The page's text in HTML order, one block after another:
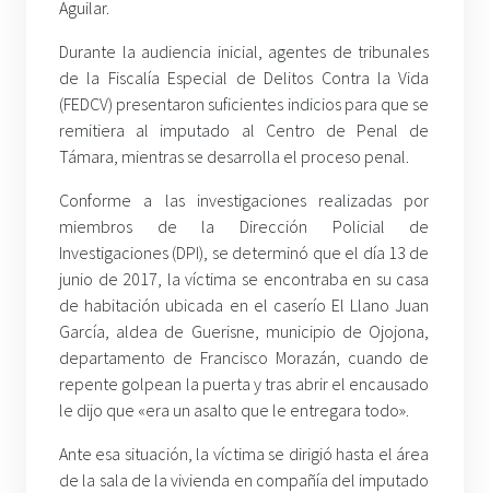
Aguilar.
Durante la audiencia inicial, agentes de tribunales
de la Fiscalía Especial de Delitos Contra la Vida
(FEDCV) presentaron suficientes indicios para que se
remitiera al imputado al Centro de Penal de
Támara, mientras se desarrolla el proceso penal.
Conforme a las investigaciones realizadas por
miembros de la Dirección Policial de
Investigaciones (DPI), se determinó que el día 13 de
junio de 2017, la víctima se encontraba en su casa
de habitación ubicada en el caserío El Llano Juan
García, aldea de Guerisne, municipio de Ojojona,
departamento de Francisco Morazán, cuando de
repente golpean la puerta y tras abrir el encausado
le dijo que «era un asalto que le entregara todo».
Ante esa situación, la víctima se dirigió hasta el área
de la sala de la vivienda en compañía del imputado